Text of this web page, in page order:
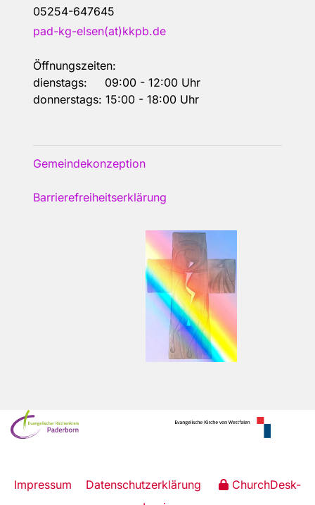
05254-647645
pad-kg-elsen(at)kkpb.de
Öffnungszeiten:
dienstags: 09:00 - 12:00 Uhr
donnerstags: 15:00 - 18:00 Uhr
Gemeindekonzeption
Barrierefreiheitserklärung
Impressum Datenschutzerklärung
ChurchDesk-